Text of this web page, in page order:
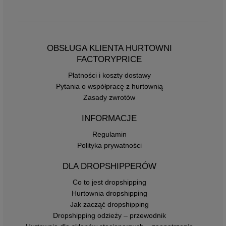
OBSŁUGA KLIENTA HURTOWNI
FACTORYPRICE
Płatności i koszty dostawy
Pytania o współpracę z hurtownią
Zasady zwrotów
INFORMACJE
Regulamin
Polityka prywatności
DLA DROPSHIPPERÓW
Co to jest dropshipping
Hurtownia dropshipping
Jak zacząć dropshipping
Dropshipping odzieży – przewodnik